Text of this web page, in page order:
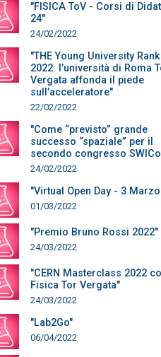
"FISICA ToV - Corsi di
24"
24/02/2022
"THE Young University
2022: l’università di Roma
Vergata affonda il piede
sull’acceleratore"
22/02/2022
"Come “previsto” grande
successo “spaziale” per il
secondo congresso
24/02/2022
"Virtual Open Day - 3
01/03/2022
"Premio Bruno Rossi 2022"
24/03/2022
"CERN Masterclass 2022
Fisica Tor Vergata"
24/03/2022
"Lab2Go"
06/04/2022